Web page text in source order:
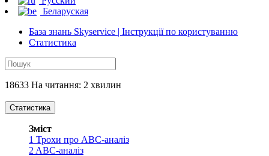
Беларуская
База знань Skyservice | Інструкції по користуванню
Статистика
18633 На читання: 2 хвилин
Статистика
Зміст
1 Трохи про ABC-аналіз
2 ABC-аналіз